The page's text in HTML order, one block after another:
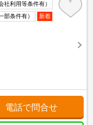
利用等条件有）
条件有）
新着
電話で問合せ